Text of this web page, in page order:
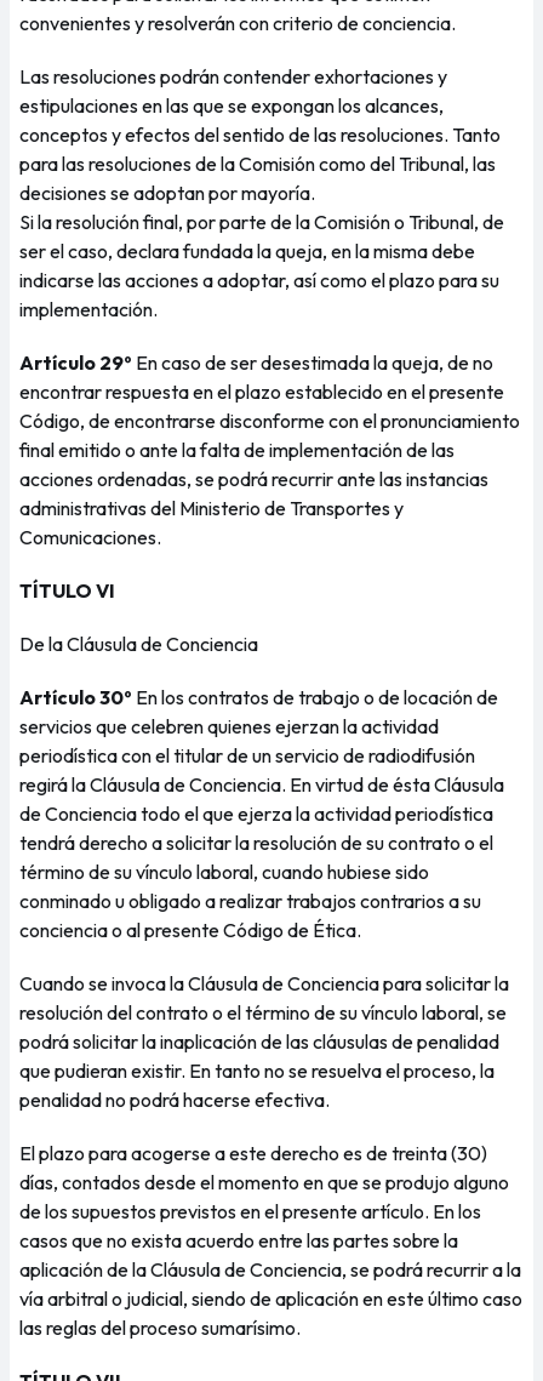
convenientes y resolverán con criterio de conciencia.
Las resoluciones podrán contender exhortaciones y
estipulaciones en las que se expongan los alcances,
conceptos y efectos del sentido de las resoluciones. Tanto
para las resoluciones de la Comisión como del Tribunal, las
decisiones se adoptan por mayoría.
Si la resolución final, por parte de la Comisión o Tribunal, de
ser el caso, declara fundada la queja, en la misma debe
indicarse las acciones a adoptar, así como el plazo para su
implementación.
Artículo 29º En caso de ser desestimada la queja, de no
encontrar respuesta en el plazo establecido en el presente
Código, de encontrarse disconforme con el pronunciamiento
final emitido o ante la falta de implementación de las
acciones ordenadas, se podrá recurrir ante las instancias
administrativas del Ministerio de Transportes y
Comunicaciones.
TÍTULO VI
De la Cláusula de Conciencia
Artículo 30º En los contratos de trabajo o de locación de
servicios que celebren quienes ejerzan la actividad
periodística con el titular de un servicio de radiodifusión
regirá la Cláusula de Conciencia. En virtud de ésta Cláusula
de Conciencia todo el que ejerza la actividad periodística
tendrá derecho a solicitar la resolución de su contrato o el
término de su vínculo laboral, cuando hubiese sido
conminado u obligado a realizar trabajos contrarios a su
conciencia o al presente Código de Ética.
Cuando se invoca la Cláusula de Conciencia para solicitar la
resolución del contrato o el término de su vínculo laboral, se
podrá solicitar la inaplicación de las cláusulas de penalidad
que pudieran existir. En tanto no se resuelva el proceso, la
penalidad no podrá hacerse efectiva.
El plazo para acogerse a este derecho es de treinta (30)
días, contados desde el momento en que se produjo alguno
de los supuestos previstos en el presente artículo. En los
casos que no exista acuerdo entre las partes sobre la
aplicación de la Cláusula de Conciencia, se podrá recurrir a la
vía arbitral o judicial, siendo de aplicación en este último caso
las reglas del proceso sumarísimo.